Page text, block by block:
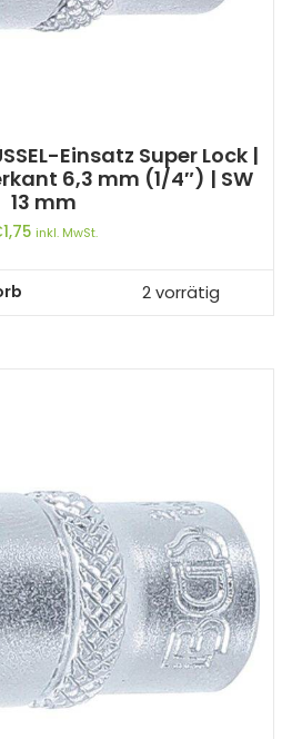
Einsatz Super Lock |
6,3 mm (1/4″) | SW
13 mm
1,75 inkl. MwSt.
2 vorrätig